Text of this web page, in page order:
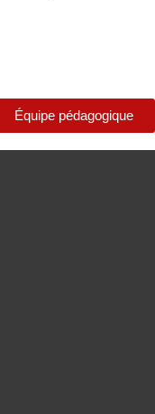
Équipe pédagogique